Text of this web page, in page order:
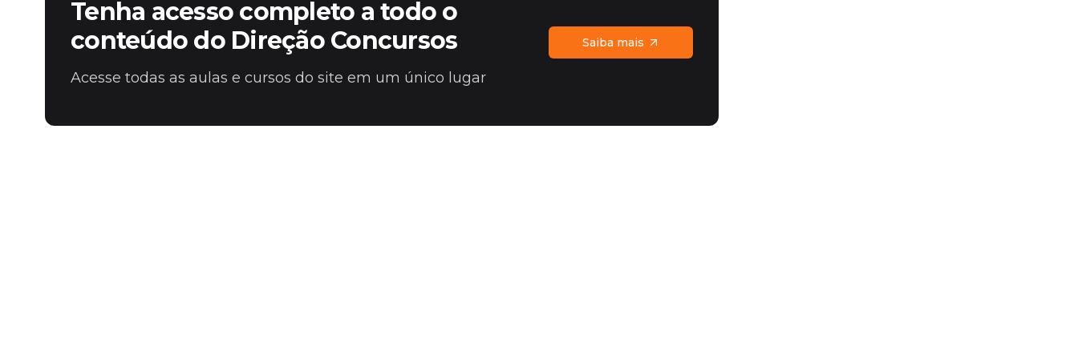
Tenha acesso completo a todo o
conteúdo do Direção Concursos
Acesse todas as aulas e cursos do site em um único lugar
Saiba mais